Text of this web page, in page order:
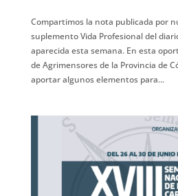
Compartimos la nota publicada por
suplemento Vida Profesional del
aparecida esta semana. En esta
de Agrimensores de la Provincia de
aportar algunos elementos para...